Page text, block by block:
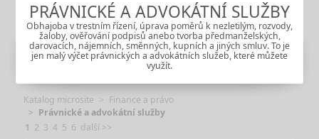
PRÁVNICKÉ A ADVOKÁTNÍ SLUŽBY
Obhajoba v trestním řízení, úprava poměrů k nezletilým, rozvody,
žaloby, ověřování podpisů anebo tvorba předmanželských,
darovacích, nájemních, směnných, kupních a jiných smluv. To je
jen malý výčet právnických a advokátních služeb, které můžete
využít.
Katalog microsite
Finance a právo
Právnické a advokátní služby
1 2 3 4 5 6 další >>